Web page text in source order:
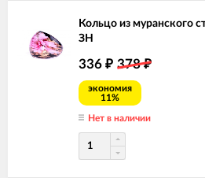
Кольцо из муранского
ЗН
336 ₽ 378₽
экономия
11%
Нет в наличии